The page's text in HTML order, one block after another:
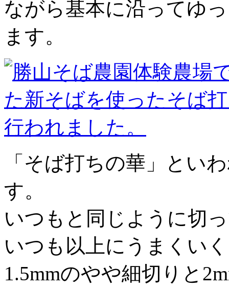
ながら基本に沿ってゆ
ます。
「そば打ちの華」とい
す。
いつもと同じように切
いつも以上にうまくい
1.5mmのやや細切りと